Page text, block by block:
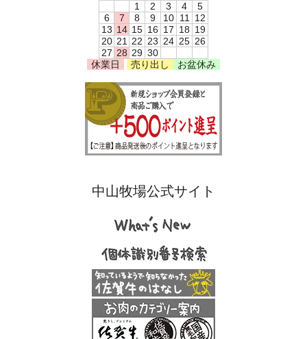
1
2 3 4
5
6
7 8 9 10 11
12
13 14 15 16 17 18 19
20 21 22 23 24 25 26
27 28 29 30
休業日
売り出し お盆休み
中山牧場公式サイト